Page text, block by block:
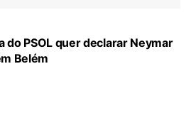
do PSOL quer declarar Neymar
Belém